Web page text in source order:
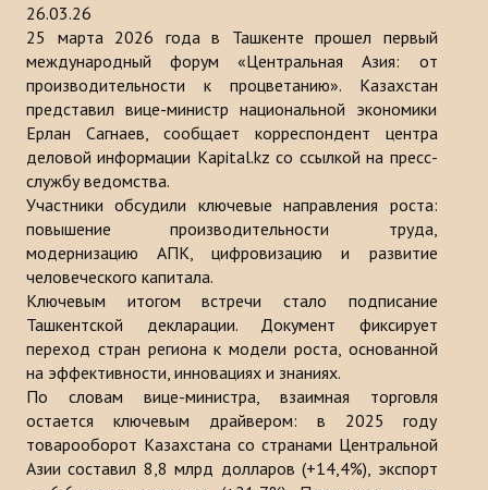
Узбекистан
Азербайджан
Туркменистан
ПУБЛИКАЦИИ
Публикации
Информационные бюллетени
Доклады
Книги
Анализ Центра Стратегического исследования Тюркского Мира
ПРОЕКТЫ
26.03.26
25 марта 2026 года в Ташкенте прошел первый
международный форум «Центральная Азия: от
производительности к процветанию». Казахстан
представил вице-министр национальной экономики
Ерлан Сагнаев, сообщает корреспондент центра
деловой информации Kapital.kz со ссылкой на пресс-
службу ведомства.
Участники обсудили ключевые направления роста:
повышение производительности труда,
модернизацию АПК, цифровизацию и развитие
человеческого капитала.
Ключевым итогом встречи стало подписание
Ташкентской декларации. Документ фиксирует
переход стран региона к модели роста, основанной
на эффективности, инновациях и знаниях.
По словам вице-министра, взаимная торговля
остается ключевым драйвером: в 2025 году
товарооборот Казахстана со странами Центральной
Азии составил 8,8 млрд долларов (+14,4%), экспорт